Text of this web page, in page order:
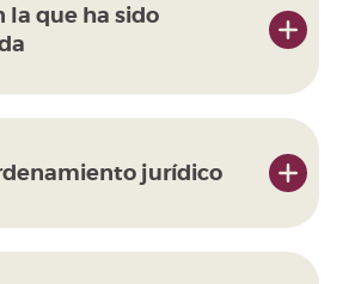
la que ha sido
jurídico